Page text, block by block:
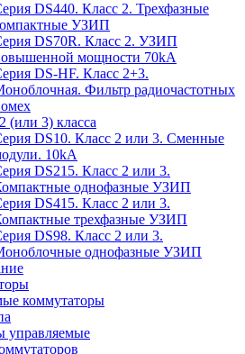
DS440. Класс 2. Трехфазные
УЗИП
DS70R. Класс 2. УЗИП
мощности 70kA
DS-HF. Класс 2+3.
Фильтр радиочастотных
3) класса
DS10. Класс 2 или 3. Сменные
10kA
DS215. Класс 2 или 3.
однофазные УЗИП
DS415. Класс 2 или 3.
трехфазные УЗИП
DS98. Класс 2 или 3.
однофазные УЗИП
коммутаторы
управляемые